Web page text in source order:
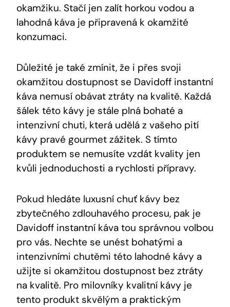
okamžiku. Stačí jen zalít horkou vodou a
lahodná káva je připravená k okamžité
konzumaci.
Důležité je také zmínit, že i přes svoji
okamžitou dostupnost se Davidoff instantní
káva nemusí obávat ztráty na kvalitě. Každá
šálek této kávy je stále plná bohaté a
intenzivní chuti, která udělá z vašeho pití
kávy pravé gourmet zážitek. S tímto
produktem se nemusíte vzdát kvality jen
kvůli jednoduchosti a rychlosti přípravy.
Pokud hledáte luxusní chuť kávy bez
zbytečného zdlouhavého procesu, pak je
Davidoff instantní káva tou správnou volbou
pro vás. Nechte se unést bohatými a
intenzivními chutěmi této lahodné kávy a
užijte si okamžitou dostupnost bez ztráty
na kvalitě. Pro milovníky kvalitní kávy je
tento produkt skvělým a praktickým